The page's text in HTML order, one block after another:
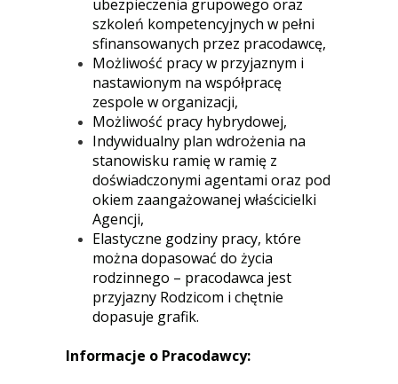
ubezpieczenia grupowego oraz
szkoleń kompetencyjnych w pełni
sfinansowanych przez pracodawcę,
Możliwość pracy w przyjaznym i
nastawionym na współpracę
zespole w organizacji,
Możliwość pracy hybrydowej,
Indywidualny plan wdrożenia na
stanowisku ramię w ramię z
doświadczonymi agentami oraz pod
okiem zaangażowanej właścicielki
Agencji,
Elastyczne godziny pracy, które
można dopasować do życia
rodzinnego – pracodawca jest
przyjazny Rodzicom i chętnie
dopasuje grafik.
Informacje o Pracodawcy: